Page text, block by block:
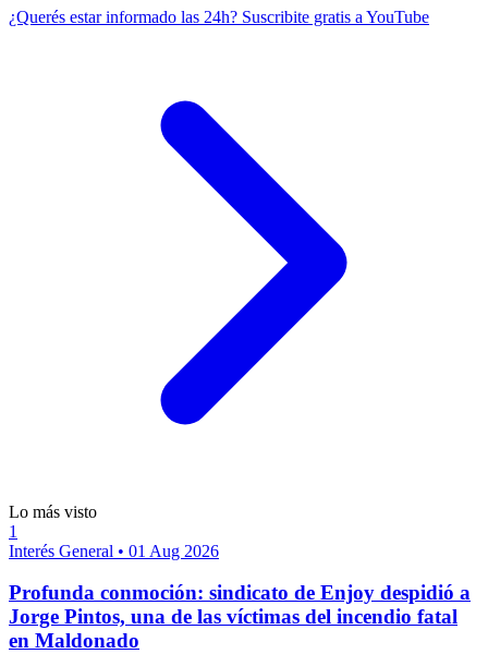
¿Querés estar informado las 24h? Suscribite gratis a YouTube
Lo más visto
1
Interés General • 01 Aug 2026
Profunda conmoción: sindicato de Enjoy despidió a
Jorge Pintos, una de las víctimas del incendio fatal
en Maldonado